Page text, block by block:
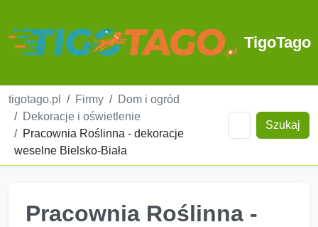
TigoTago
tigotago.pl Firmy
Dom i ogród
Dekoracje i oświetlenie
Pracownia Roślinna - dekoracje
weselne Bielsko-Biała
Szukaj
Pracownia Roślinna -